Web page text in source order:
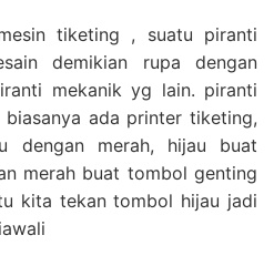
tiketing , suatu piranti
demikian rupa dengan
mekanik yg lain. piranti
ada printer tiketing,
dengan merah, hijau buat
merah buat tombol genting
kita tekan tombol hijau jadi